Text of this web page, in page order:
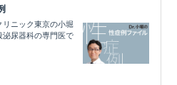
リニック東京の小堀
泌尿器科の専門医で